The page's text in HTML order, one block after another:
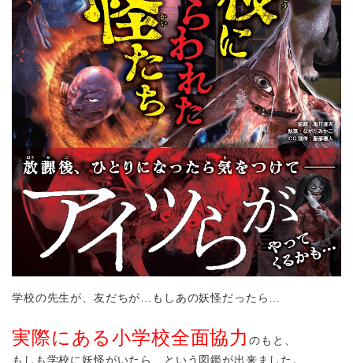
学校の先生が、友だちが…もしあの妖怪だったら…
実際にある小学校全面協力のもと、
もしも学校に妖怪がいたら…という図鑑が出来ました。